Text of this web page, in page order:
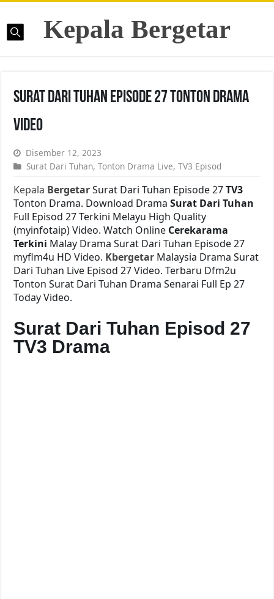
Kepala Bergetar
Surat Dari Tuhan Episode 27 Tonton Drama
Video
Disember 12, 2023
Surat Dari Tuhan,Tonton Drama Live,TV3 Episod
Kepala BergetarSurat Dari Tuhan Episode 27TV3
Tonton Drama. Download DramaSurat Dari Tuhan
Full Episod 27 Terkini Melayu High Quality
(myinfotaip) Video. Watch Online Cerekarama
Terkini Malay Drama Surat Dari Tuhan Episode 27
myflm4u HD Video. Kbergetar Malaysia Drama Surat
Dari Tuhan Live Episod 27 Video. Terbaru Dfm2u
Tonton Surat Dari Tuhan Drama Senarai Full Ep 27
Today Video.
Surat Dari Tuhan Episod 27
TV3 Drama